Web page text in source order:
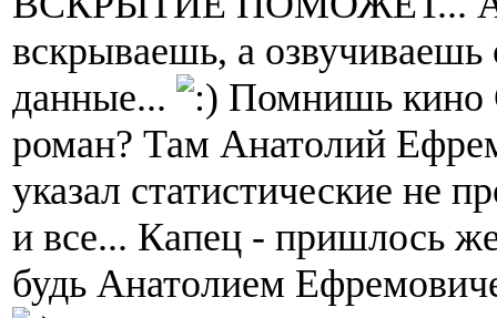
вскрываешь, а озвучиваешь
данные...
Помнишь
роман? Там Анатолий
указал статистические не
и все... Капец - пришлось
будь Анатолием